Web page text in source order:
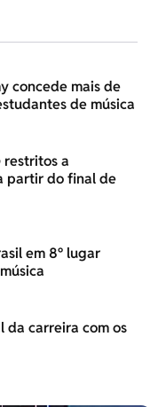
concede mais de
de música
restritos a
partir do final de
em 8º lugar
da carreira com os